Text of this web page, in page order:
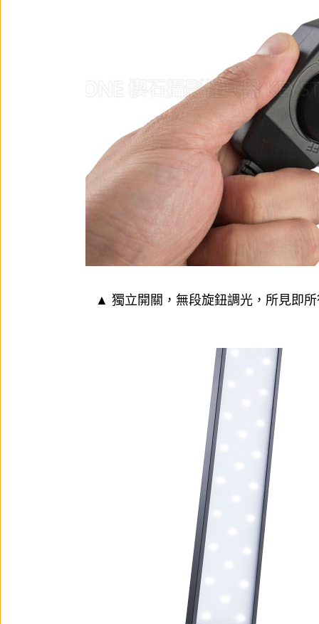
▲ 獨立開關，無段旋鈕調光，所見即